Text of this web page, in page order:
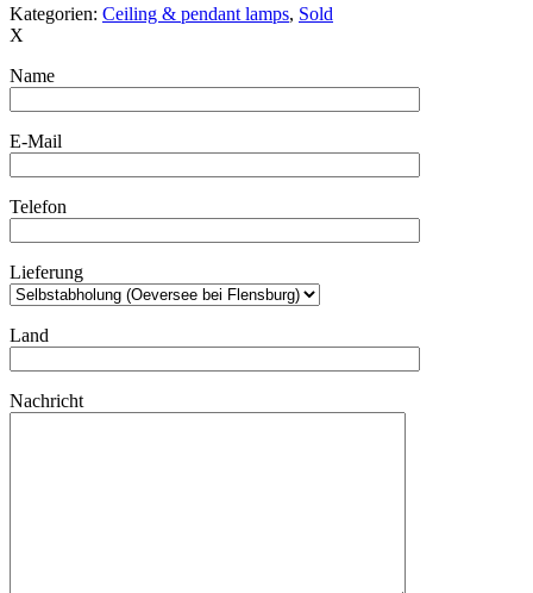
Kategorien: Ceiling & pendant lamps, Sold
X
Name
E-Mail
Telefon
Lieferung
Land
Nachricht